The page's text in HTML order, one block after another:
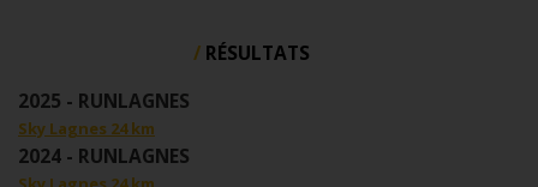
RÉSULTATS
2025 - RUNLAGNES
Sky Lagnes 24 km
2024 - RUNLAGNES